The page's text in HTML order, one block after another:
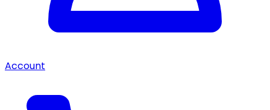
Account